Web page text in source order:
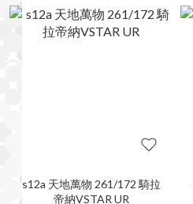
s12a 天地萬物 261/172 騎拉
帝納VSTAR UR